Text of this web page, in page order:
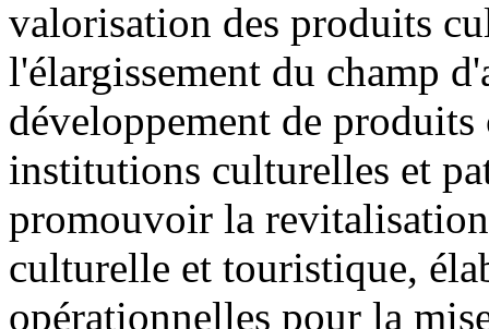
valorisation des produits
l'élargissement du champ
développement de
institutions culturelles et
promouvoir la
culturelle et touristique,
opérationnelles pour la